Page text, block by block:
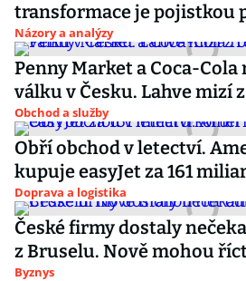
transformace je pojistkou
Názory a analýzy
Penny Market a Coca-
válku v Česku. Lahve mizí
Obchod a služby
Obří obchod v letectví.
kupuje easyJet za 161
Doprava a logistika
České firmy dostaly
z Bruselu. Nově mohou
Byznys